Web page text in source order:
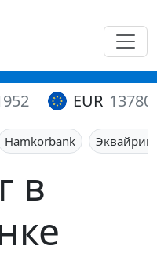
EUR 13780
Hamkorbank
в